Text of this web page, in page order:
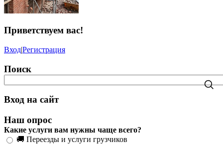
Приветствуем вас!
Вход|Регистрация
Поиск
Вход на сайт
Наш опрос
Какие услуги вам нужны чаще всего?
🚚 Переезды и услуги грузчиков